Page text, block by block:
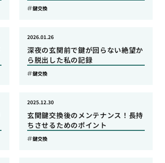
鍵交換
深夜の玄関前で鍵が回らない絶望か
ら脱出した私の記録
2026.01.26
鍵交換
玄関鍵交換後のメンテナンス！長持
ちさせるためのポイント
2025.12.30
鍵交換